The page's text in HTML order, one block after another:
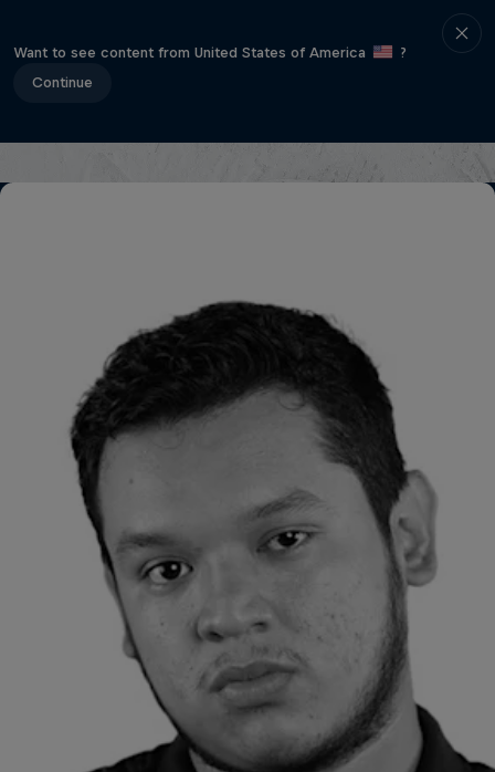
Want to see content from United States of America
?
Continue